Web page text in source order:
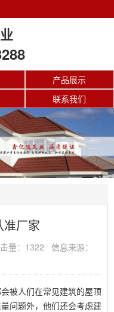
产品展示
联系我们
准厂家
量：1322 信息来源：
被人们在常见建筑的屋顶
问题外，他们还会考虑建